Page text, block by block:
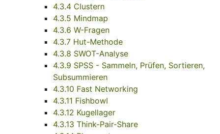
4.3.4 Clustern
4.3.5 Mindmap
4.3.6 W-Fragen
4.3.7 Hut-Methode
4.3.8 SWOT-Analyse
4.3.9 SPSS - Sammeln, Prüfen, Sortieren,
Subsummieren
4.3.10 Fast Networking
4.3.11 Fishbowl
4.3.12 Kugellager
4.3.13 Think-Pair-Share